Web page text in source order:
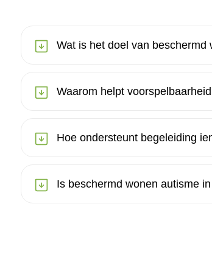
Wat is het doel van
Waarom helpt
Hoe ondersteunt begeleiding
Is beschermd wonen autisme